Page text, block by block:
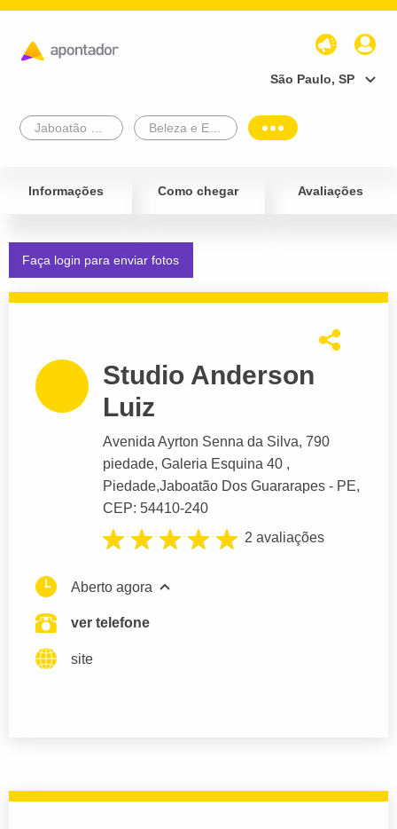
São Paulo, SP
Informações Como chegar Avaliações
Faça login para enviar fotos
Studio Anderson
Luiz
Avenida Ayrton Senna da Silva, 790
piedade, Galeria Esquina 40 ,
Piedade,Jaboatão Dos Guararapes - PE,
CEP: 54410-240
2 avaliações
Aberto agora
ver telefone
site